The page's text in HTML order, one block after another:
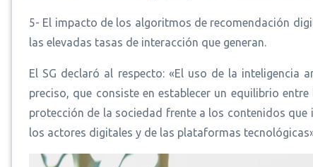
5- El impacto de los algoritmos de recomendación
las elevadas tasas de interacción que generan.
El SG declaró al respecto: «El uso de la
preciso, que consiste en establecer un equilibrio
protección de la sociedad frente a los contenidos
los actores digitales y de las plataformas